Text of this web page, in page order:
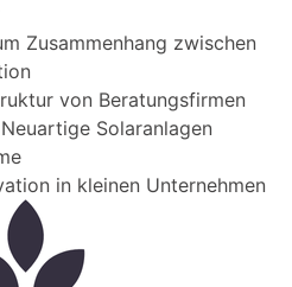
Zusammenhang zwischen
von Beratungsfirmen
Solaranlagen
in kleinen Unternehmen